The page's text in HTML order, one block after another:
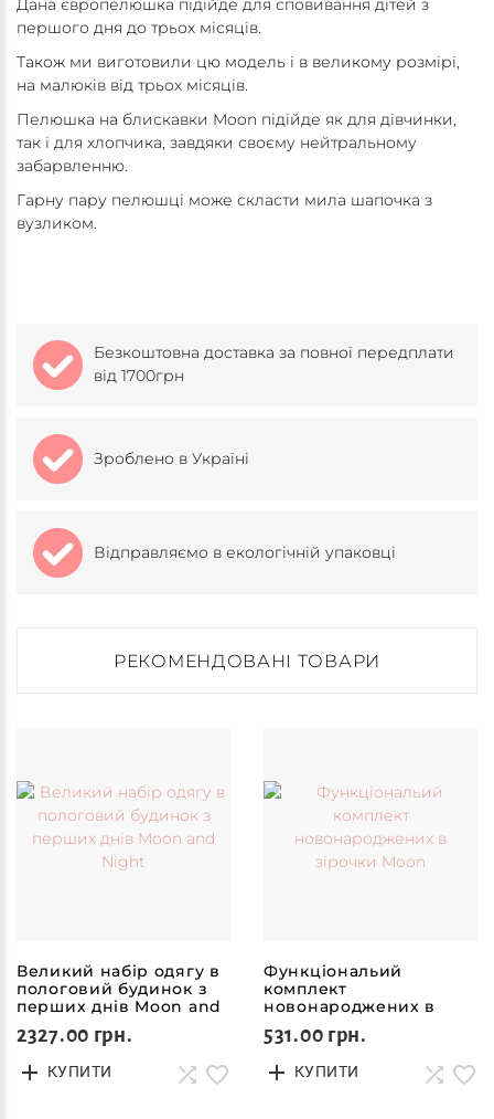
Дана європелюшка підійде для сповивання дітей з
першого дня до трьох місяців.
Також ми виготовили цю модель і в великому розмірі,
на малюків від трьох місяців.
Пелюшка на блискавки Moon підійде як для дівчинки,
так і для хлопчика, завдяки своєму нейтральному
забарвленню.
Гарну пару пелюшці може скласти мила шапочка з
вузликом.
Безкоштовна доставка за повної передплати
від 1700грн
Зроблено в Україні
Відправляємо в екологічній упаковці
РЕКОМЕНДОВАНІ ТОВАРИ
Великий набір одягу в
пологовий будинок з
перших днів Moon and
2327.00 грн.
КУПИТИ
Функціональий
комплект
новонароджених в
531.00 грн.
КУПИТИ